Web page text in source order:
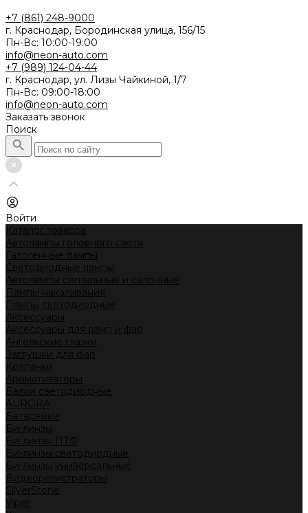
+7 (861) 248-9000
г. Краснодар, Бородинская улица, 156/15
Пн-Вс: 10:00-19:00
info@neon-auto.com
+7 (989) 124-04-44
г. Краснодар, ул. Лизы Чайкиной, 1/7
Пн-Вс: 09:00-18:00
info@neon-auto.com
Заказать звонок
Поиск
Войти
Каталог товаров
Автолампы головного света
Галогенные лампы
Светодиодные лампы
Автолампы сигнальные и салонные
Лампы накаливания
Лампы светодиодные
Аксессуары
Аксессуары для ламп и фар
Ангельские глазки
Заглушки для фар
Колпачки
Ароматизаторы
Балки светодиодные
AURORA
Батарейки
Би-линзы
Би-линзы ПТФ
Би-линзы светодиодные
Би-линзы универсальные
Видеорегистраторы
SilverStone
Viper